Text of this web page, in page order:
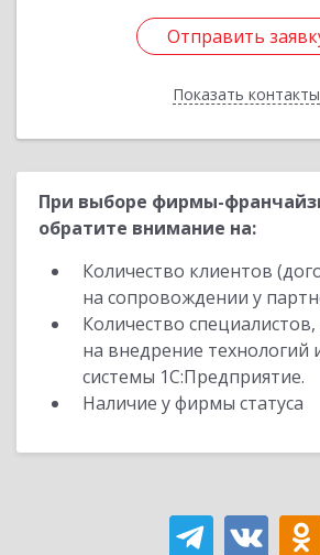
Отправить
Показать контакты
Отправить
Назад
При выборе фирмы-
обратите внимание на:
Количество клиентов
на сопровождении у
Количество
на внедрение технологий
системы 1С:Предприятие.
Наличие у фирмы статуса